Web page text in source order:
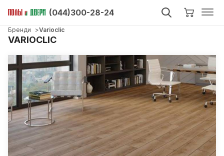
(044)300-28-24
Бренди Varioclic
VARIOCLIC